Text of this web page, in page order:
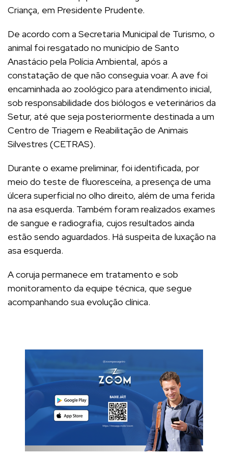
Criança, em Presidente Prudente.
De acordo com a Secretaria Municipal de Turismo, o
animal foi resgatado no município de Santo
Anastácio pela Polícia Ambiental, após a
constatação de que não conseguia voar. A ave foi
encaminhada ao zoológico para atendimento inicial,
sob responsabilidade dos biólogos e veterinários da
Setur, até que seja posteriormente destinada a um
Centro de Triagem e Reabilitação de Animais
Silvestres (CETRAS).
Durante o exame preliminar, foi identificada, por
meio do teste de fluoresceína, a presença de uma
úlcera superficial no olho direito, além de uma ferida
na asa esquerda. Também foram realizados exames
de sangue e radiografia, cujos resultados ainda
estão sendo aguardados. Há suspeita de luxação na
asa esquerda.
A coruja permanece em tratamento e sob
monitoramento da equipe técnica, que segue
acompanhando sua evolução clínica.